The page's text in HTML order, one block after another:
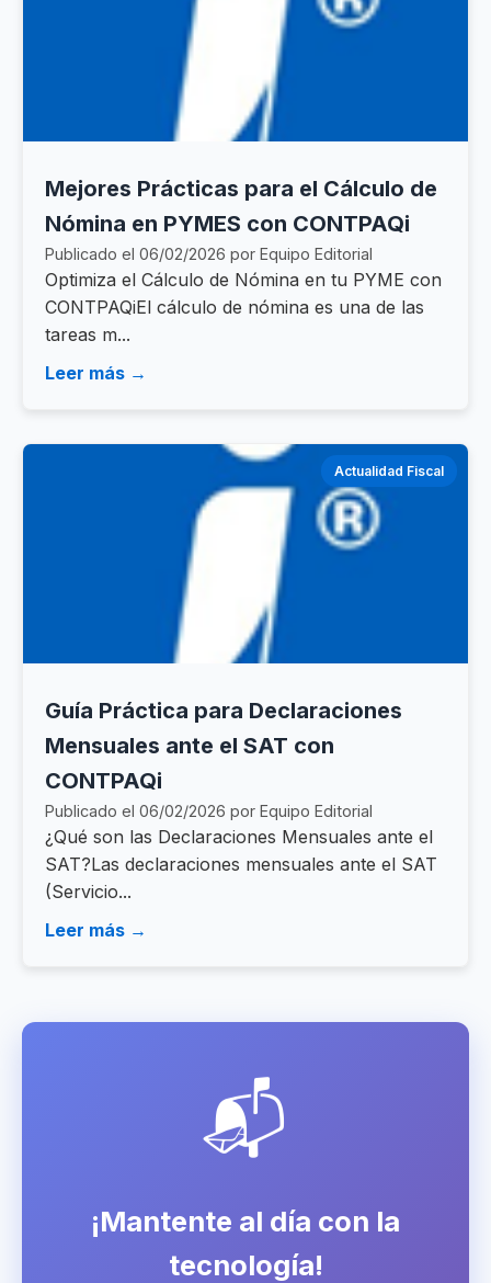
Mejores Prácticas para el Cálculo de
Nómina en PYMES con CONTPAQi
Publicado el 06/02/2026 por Equipo Editorial
Optimiza el Cálculo de Nómina en tu PYME con
CONTPAQiEl cálculo de nómina es una de las
tareas m...
Leer más →
Actualidad Fiscal
Guía Práctica para Declaraciones
Mensuales ante el SAT con
CONTPAQi
Publicado el 06/02/2026 por Equipo Editorial
¿Qué son las Declaraciones Mensuales ante el
SAT?Las declaraciones mensuales ante el SAT
(Servicio...
Leer más →
📬
¡Mantente al día con la
tecnología!